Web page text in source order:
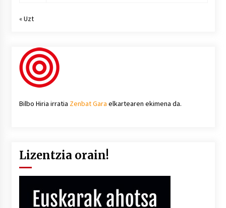
« Uzt
Bilbo Hiria irratia Zenbat Gara elkartearen ekimena da.
Lizentzia orain!